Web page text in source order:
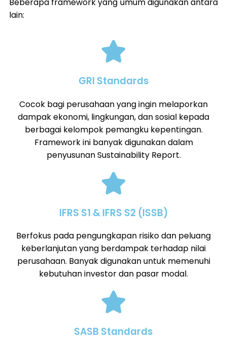
Beberapa framework yang umum digunakan antara
lain:
GRI Standards
Cocok bagi perusahaan yang ingin melaporkan
dampak ekonomi, lingkungan, dan sosial kepada
berbagai kelompok pemangku kepentingan.
Framework ini banyak digunakan dalam
penyusunan Sustainability Report.
IFRS S1 & IFRS S2 (ISSB)
Berfokus pada pengungkapan risiko dan peluang
keberlanjutan yang berdampak terhadap nilai
perusahaan. Banyak digunakan untuk memenuhi
kebutuhan investor dan pasar modal.
SASB Standards